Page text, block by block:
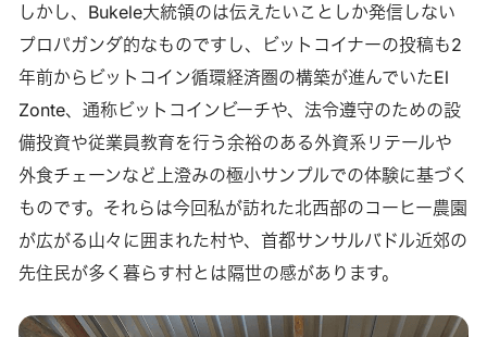
しかし、Bukele大統領のは伝えたいことしか発信しない
プロパガンダ的なものですし、ビットコイナーの投稿も2
年前からビットコイン循環経済圏の構築が進んでいたEl
Zonte、通称ビットコインビーチや、法令遵守のための設
備投資や従業員教育を行う余裕のある外資系リテールや
外食チェーンなど上澄みの極小サンプルでの体験に基づく
ものです。それらは今回私が訪れた北西部のコーヒー農園
が広がる山々に囲まれた村や、首都サンサルバドル近郊の
先住民が多く暮らす村とは隔世の感があります。